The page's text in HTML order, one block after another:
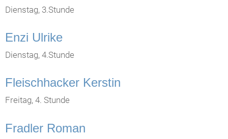
Dienstag, 3.Stunde
Enzi Ulrike
Dienstag, 4.Stunde
Fleischhacker Kerstin
Freitag, 4. Stunde
Fradler Roman